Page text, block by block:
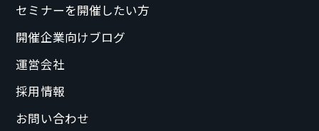
セミナーを開催したい方
開催企業向けブログ
運営会社
採用情報
お問い合わせ